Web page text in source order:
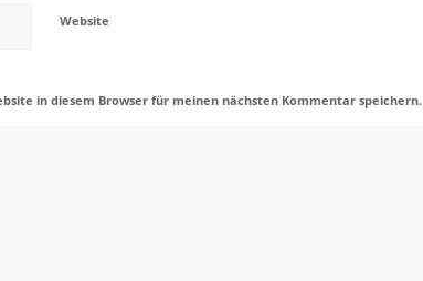
Website
in diesem Browser für meinen nächsten Kommentar speichern.